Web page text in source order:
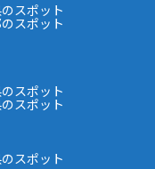
スポット
スポット
スポット
スポット
スポット